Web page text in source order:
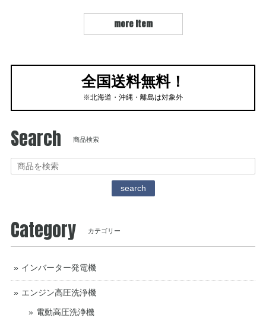
more item
全国送料無料！
※北海道・沖縄・離島は対象外
Search 商品検索
search
Category カテゴリー
インバーター発電機
エンジン高圧洗浄機
電動高圧洗浄機